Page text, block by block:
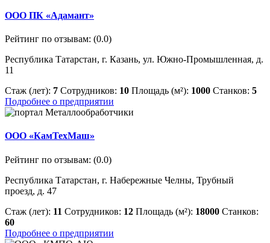
ООО ПК «Адамант»
Рейтинг по отзывам: (0.0)
Республика Татарстан, г. Казань, ул. Южно-Промышленная, д.
11
Стаж (лет): 7 Сотрудников: 10 Площадь (м²): 1000 Станков: 5
Подробнее о предприятии
ООО «КамТехМаш»
Рейтинг по отзывам: (0.0)
Республика Татарстан, г. Набережные Челны, Трубный
проезд, д. 47
Стаж (лет): 11 Сотрудников: 12 Площадь (м²): 18000 Станков:
60
Подробнее о предприятии